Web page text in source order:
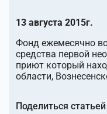
13 августа 2015г.
Фонд ежемесячно
средства первой
приют который
области,
Поделиться